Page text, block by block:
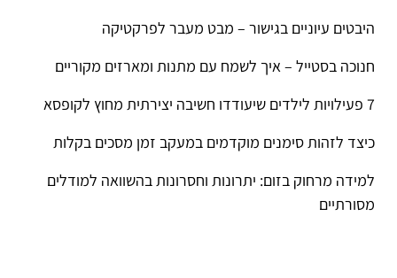
היבטים עיוניים בגישור – מבט מעבר לפרקטיקה
חנוכה בסטייל – איך לשמח עם מתנות ומארזים מקוריים
7 פעילויות לילדים שיעודדו חשיבה יצירתית מחוץ לקופסא
כיצד לזהות סימנים מוקדמים במעקב זמן מסכים בקלות
למידה מרחוק בזום: יתרונות וחסרונות בהשוואה למודלים
מסורתיים